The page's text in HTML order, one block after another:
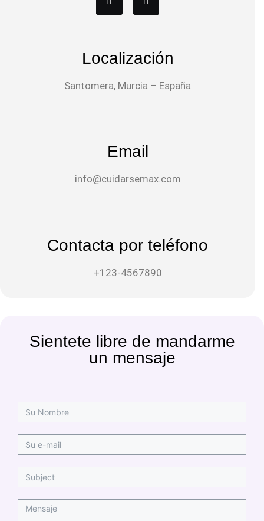
Localización
Santomera, Murcia – España
Email
info@cuidarsemax.com
Contacta por teléfono
+123-4567890
Sientete libre de mandarme
un mensaje